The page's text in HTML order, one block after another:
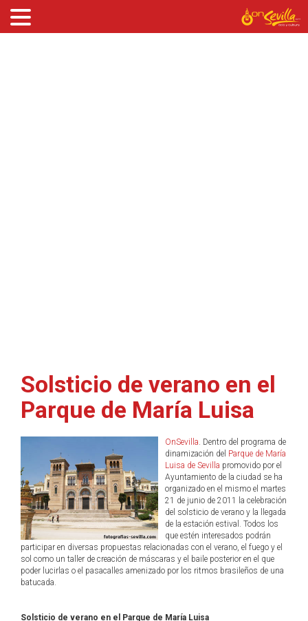
Solsticio de verano en el
Parque de María Luisa
OnSevilla. Dentro del programa de
dinamización del Parque de María
Luisa de Sevilla promovido por el
Ayuntamiento de la ciudad se ha
organizado en el mismo el martes
21 de junio de 2011 la celebración
del solsticio de verano y la llegada
de la estación estival. Todos los
que estén interesados podrán
participar en diversas propuestas relacionadas con el verano, el fuego y el
sol como un taller de creación de máscaras y el baile posterior en el que
poder lucirlas o el pasacalles amenizado por los ritmos brasileños de una
batucada.
Solsticio de verano en el Parque de María Luisa